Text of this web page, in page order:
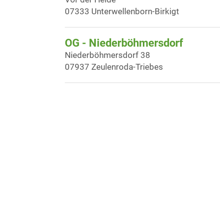
07333 Unterwellenborn-Birkigt
OG - Niederböhmersdorf
Niederböhmersdorf 38
07937 Zeulenroda-Triebes